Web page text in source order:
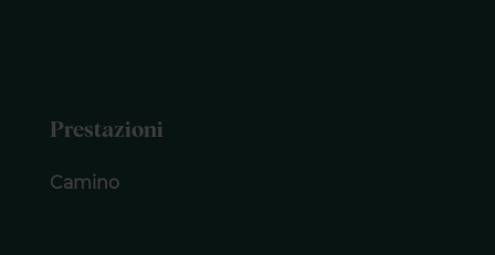
Prestazioni
Camino